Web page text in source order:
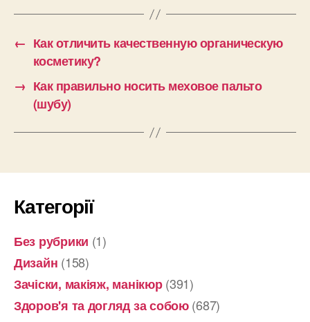
← Как отличить качественную органическую
косметику?
→ Как правильно носить меховое пальто
(шубу)
Категорії
Без рубрики (1)
Дизайн (158)
Зачіски, макіяж, манікюр(391)
Здоров'я та догляд за собою(687)